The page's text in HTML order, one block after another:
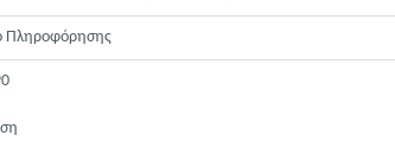
Πληροφόρησης